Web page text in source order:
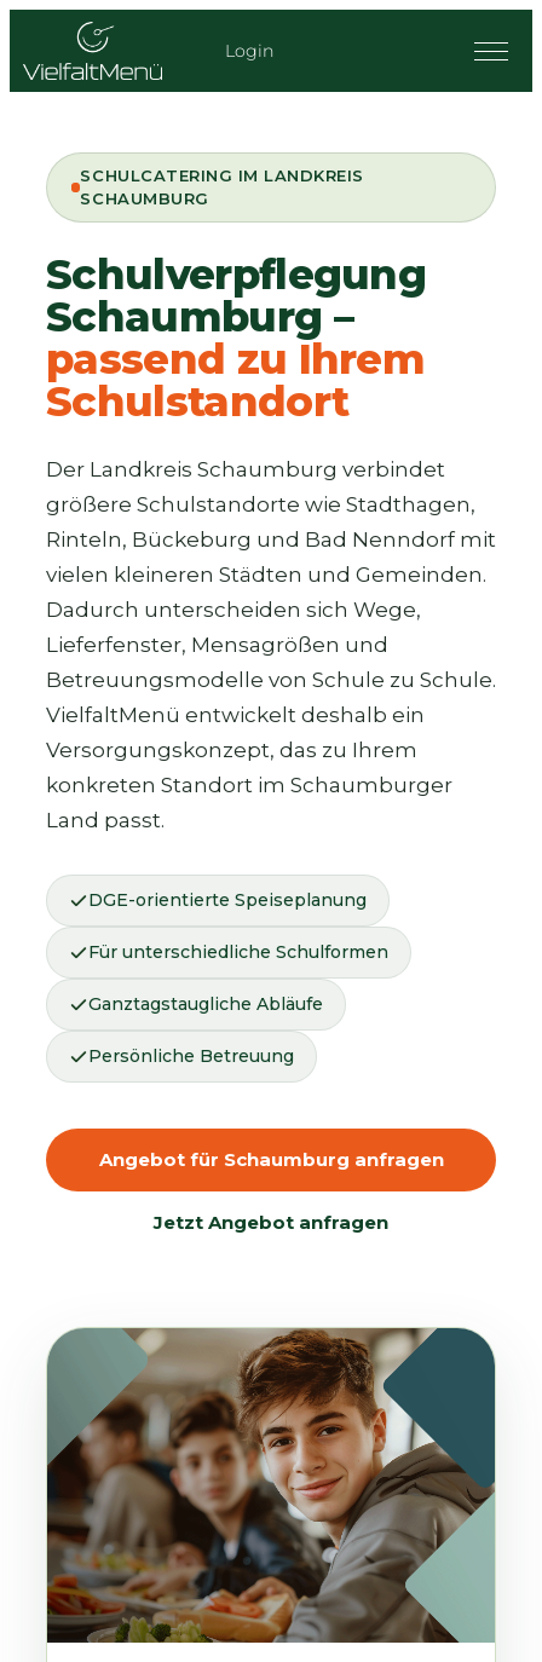
springen
Login
SCHULCATERING IM LANDKREIS
SCHAUMBURG
Schulverpflegung
Schaumburg –
passend zu Ihrem
Schulstandort
Der Landkreis Schaumburg verbindet
größere Schulstandorte wie Stadthagen,
Rinteln, Bückeburg und Bad Nenndorf mit
vielen kleineren Städten und Gemeinden.
Dadurch unterscheiden sich Wege,
Lieferfenster, Mensagrößen und
Betreuungsmodelle von Schule zu Schule.
VielfaltMenü entwickelt deshalb ein
Versorgungskonzept, das zu Ihrem
konkreten Standort im Schaumburger
Land passt.
DGE-orientierte Speiseplanung
Für unterschiedliche Schulformen
Ganztagstaugliche Abläufe
Persönliche Betreuung
Angebot für Schaumburg anfragen
Jetzt Angebot anfragen